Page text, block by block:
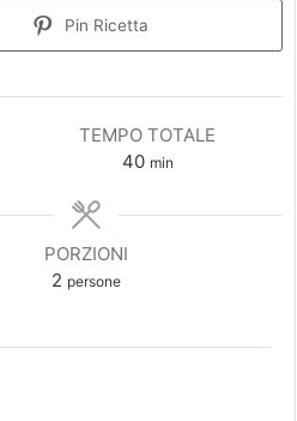
Pin Ricetta
TEMPO TOTALE
40minuti
min
PORZIONI
2 persone